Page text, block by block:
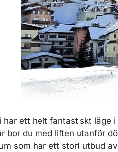
har ett helt fantastiskt läge
bor du med liften utanför
som har ett stort utbud